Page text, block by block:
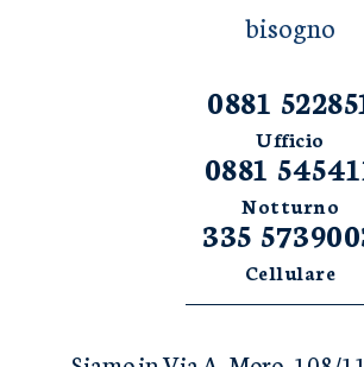
bisogno
0881
Ufficio
0881
Notturno
335
Cellulare